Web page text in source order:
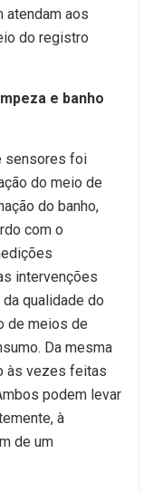
atendam aos
do registro
e banho
sensores foi
do meio de
do banho,
com o
intervenções
qualidade do
de meios de
Da mesma
às vezes feitas
podem levar
à
de um